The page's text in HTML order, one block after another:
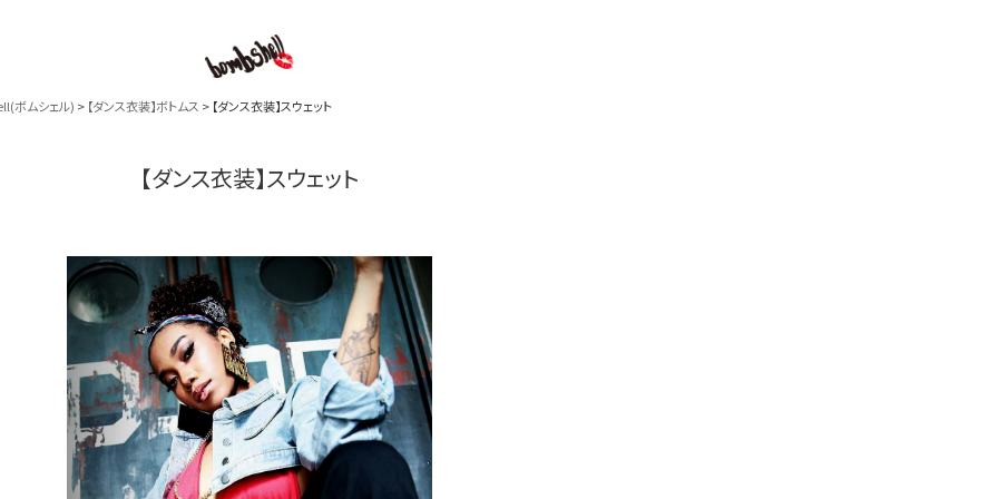
ボムシェル) 【ダンス衣装】ボトムス 【ダンス衣装】スウェット
【ダンス衣装】スウェット